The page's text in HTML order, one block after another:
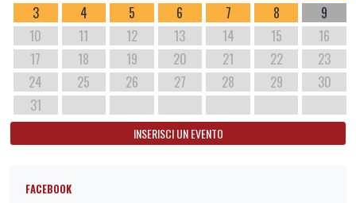
3
4 5 6 7 8
9
10
11 12 13 14 15
16
17
18 19 20 21 22
23
24
25 26 27 28 29
30
31
INSERISCI UN EVENTO
FACEBOOK